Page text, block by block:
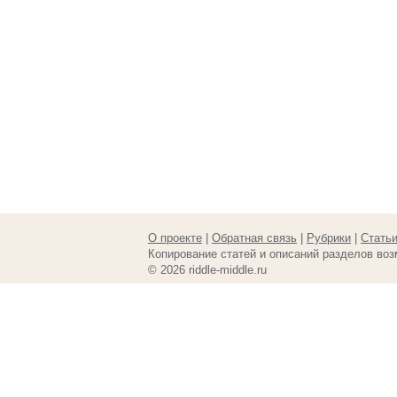
О проекте Обратная связь Рубрики
Статьи
Копирование статей и описаний разделов
© 2026 riddle-middle.ru